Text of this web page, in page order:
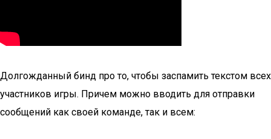
Долгожданный бинд про то, чтобы заспамить текстом всех
участников игры. Причем можно вводить для отправки
сообщений как своей команде, так и всем: